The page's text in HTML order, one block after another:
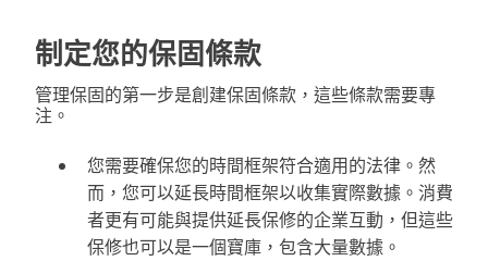
制定您的保固條款
管理保固的第一步是創建保固條款，這些條款需要專
注。
您需要確保您的時間框架符合適用的法律。然
而，您可以延長時間框架以收集實際數據。消費
者更有可能與提供延長保修的企業互動，但這些
保修也可以是一個寶庫，包含大量數據。